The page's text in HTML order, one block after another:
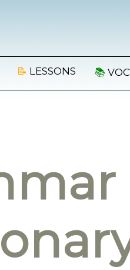
📝 LESSONS 📚